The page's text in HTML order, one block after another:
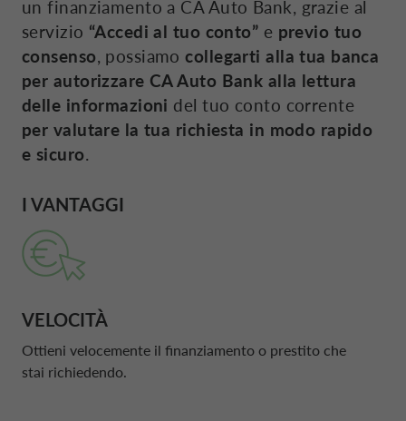
DRIVALIA
SOSTENIBILITÀ
OPEN BANKING
SUPPORTO
MY CA AUTO BANK
DRIVALIA
CA AUTO BANK ITALIA
POLONIA CA AUTO BANK
PORTOGALLO CA AUTO BANK
un finanziamento a CA Auto Bank, grazie al
servizio “Accedi al tuo conto” e previo tuo
consenso, possiamocollegarti alla tua banca
per autorizzare CA Auto Bank alla lettura
delle informazioni del tuo conto corrente
per valutare la tua richiesta in modo rapido
e sicuro.
I VANTAGGI
VELOCITÀ
Ottieni velocemente il finanziamento o prestito che
stai richiedendo.